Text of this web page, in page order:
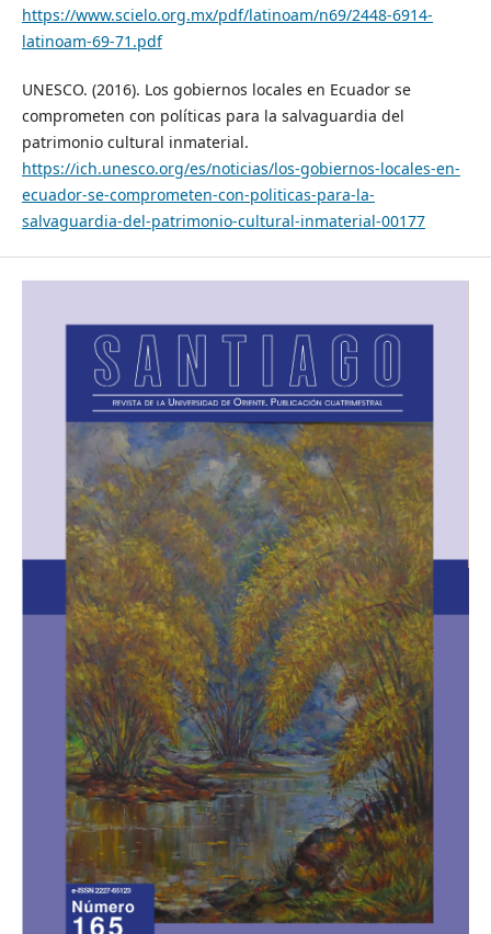
https://www.scielo.org.mx/pdf/latinoam/n69/2448-6914-
latinoam-69-71.pdf
UNESCO. (2016). Los gobiernos locales en Ecuador se
comprometen con políticas para la salvaguardia del
patrimonio cultural inmaterial.
https://ich.unesco.org/es/noticias/los-gobiernos-locales-en-
ecuador-se-comprometen-con-politicas-para-la-
salvaguardia-del-patrimonio-cultural-inmaterial-00177